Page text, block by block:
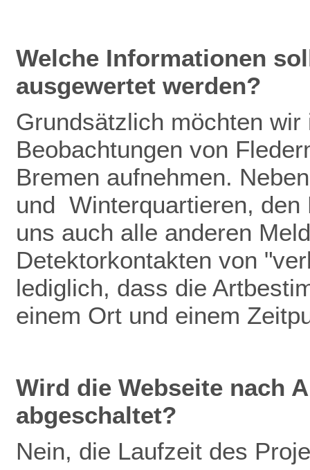
Welche Informationen
ausgewertet werden?
Grundsätzlich möchten
Beobachtungen von
Bremen aufnehmen.
und Winterquartieren, den
uns auch alle anderen
Detektorkontakten von
lediglich, dass die
einem Ort und einem
Wird die Webseite nach
abgeschaltet?
Nein, die Laufzeit des